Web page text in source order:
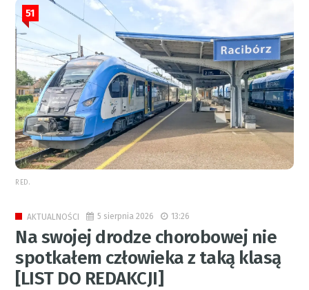
51
RED.
AKTUALNOŚCI 5 sierpnia 2026 13:26
Na swojej drodze chorobowej nie
spotkałem człowieka z taką klasą
[LIST DO REDAKCJI]